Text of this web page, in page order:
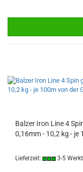
Balzer Iron Line 4
0,16mm - 10,2 kg - je
Lieferzeit: 3-5